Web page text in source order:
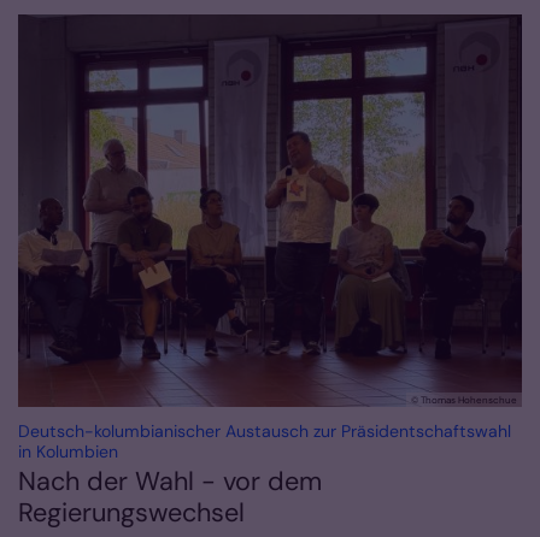
© Thomas Hohenschue
Deutsch-kolumbianischer Austausch zur Präsidentschaftswahl
in Kolumbien
Nach der Wahl - vor dem
Regierungswechsel